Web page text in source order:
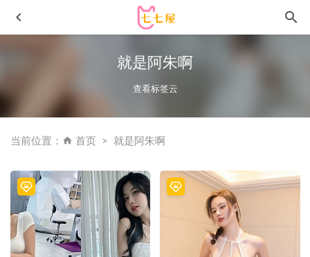
就是阿朱啊
查看标签云
当前位置： 首页 就是阿朱啊
皮皮奶可可爱了啦 – 睫毛自拍[37P2V-1.36GB] 2025-08-03
[Xiuren秀人网]2022.10.21 NO.5742 王雨纯[70+1P／586MB]
2023-04-13
[Xiuren秀人网]2024.09.13 NO.9154 于诺诺ise[63+1P/614MB]